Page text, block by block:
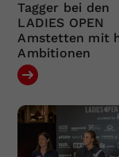
Tagger bei den
LADIES OPEN
Amstetten mit
Ambitionen